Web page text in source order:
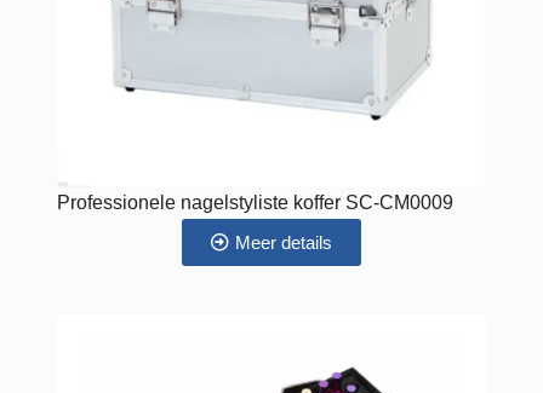
Professionele nagelstyliste koffer SC-CM0009
Meer details